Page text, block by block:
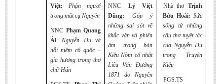
Việt: Phận người
trong mắt cụ Nguyễn
NNC Phạm Quang
Ái:Nguyễn Du và
nỗi niềm cố quốc –
gia hương trong thơ
chữ Hán
NNC Lý Việt
Dũng: Góp ý
những sai sót về
khắc văn và phiên
âm trong bản
Kiều Nôm cổ nhất
Liễu Văn Đường
1871 do Nguyễn
Nhà thơTrịnh
Bửu Hoài: Sức
sống từ những
câu thơ tuyệt tác
của Nguyễn Du
trong Truyện
Kiều
PGS.TS